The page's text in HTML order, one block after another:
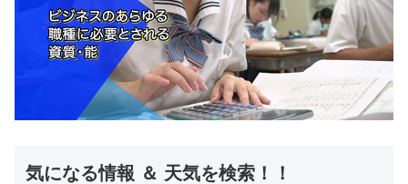
気になる情報 ＆ 天気を検索！！